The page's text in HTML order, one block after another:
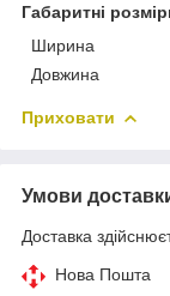
Габаритні
Ширина
Довжина
Приховати
Умови
Доставка
Нова Пошта